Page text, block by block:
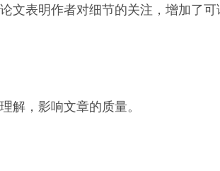
文表明作者对细节的关注，增加了可
解，影响文章的质量。